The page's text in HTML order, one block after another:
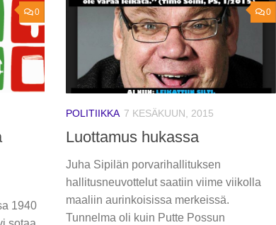
0
1940
0
POLITIIKKA 7 KESÄKUUN, 2015
Luottamus hukassa
Juha Sipilän porvarihallituksen
hallitusneuvottelut saatiin viime viikolla
maaliin aurinkoisissa merkeissä.
Tunnelma oli kuin Putte Possun